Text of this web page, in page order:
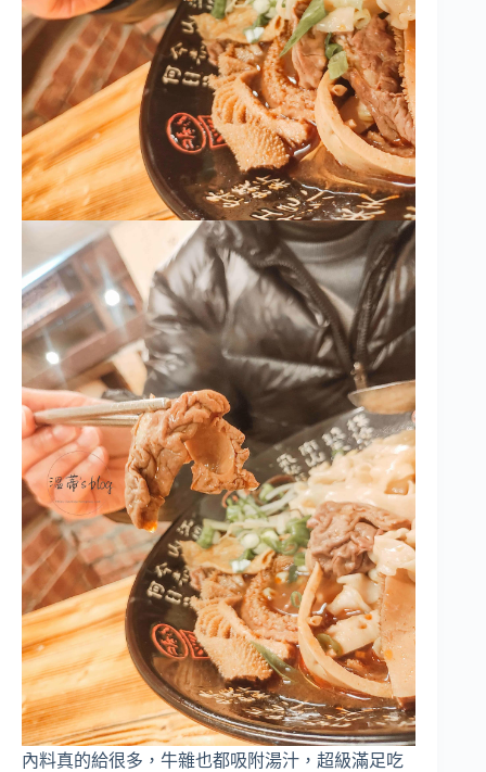
內料真的給很多，牛雜也都吸附湯汁，超級滿足吃